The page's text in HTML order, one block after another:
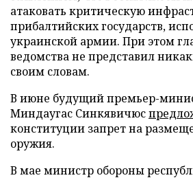
атаковать критическую
прибалтийских государств,
украинской армии. При этом
ведомства не представил
своим словам.
В июне будущий премьер-
Миндаугас Синкявичюс
конституции запрет на
оружия.
В мае министр обороны